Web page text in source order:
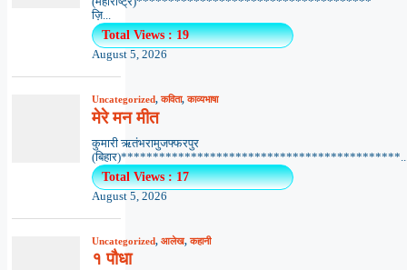
ज़ि...
Total Views : 19
August 5, 2026
Uncategorized,कविता,काव्यभाषा
मेरे मन मीत
कुमारी ऋतंभरामुजफ्फरपुर
Total Views : 17
August 5, 2026
Uncategorized, आलेख,कहानी
१ पौधा